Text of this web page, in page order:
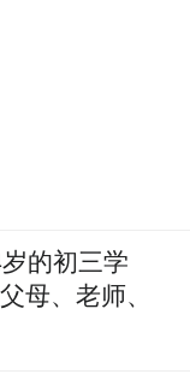
的初三学
母、老师、